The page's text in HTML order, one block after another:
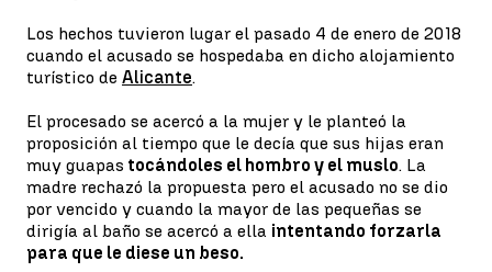
Los hechos tuvieron lugar el pasado 4 de enero de 2018
cuando el acusado se hospedaba en dicho alojamiento
turístico de Alicante.
El procesado se acercó a la mujer y le planteó la
proposición al tiempo que le decía que sus hijas eran
muy guapas tocándoles el hombro y el muslo. La
madre rechazó la propuesta pero el acusado no se dio
por vencido y cuando la mayor de las pequeñas se
dirigía al baño se acercó a ella intentando forzarla
para que le diese un beso.